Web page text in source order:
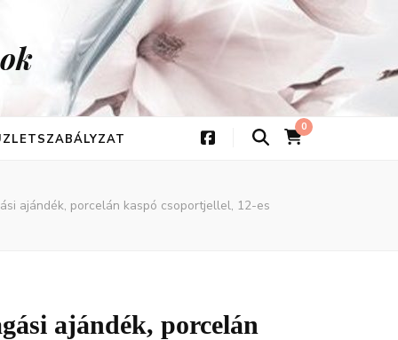
0
ajándék, porcelán kaspó csoportjellel, 12-es
ajándék, porcelán